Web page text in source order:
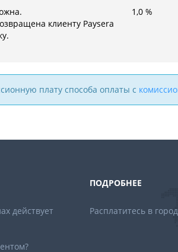
клиенту Paysera
1,0 %
плату способа оплаты с
действует
ПОДРОБНЕЕ
Расплатитесь в